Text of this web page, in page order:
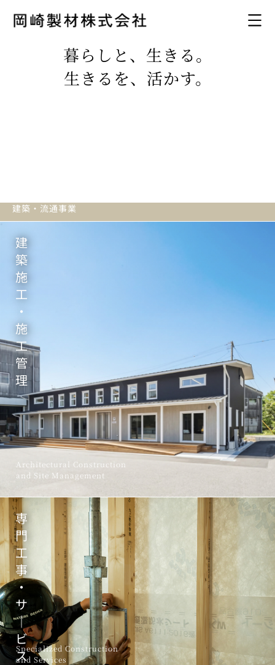
暮らしと、生きる。
生きるを、活かす。
建築・流通事業
建
築
施
工
・
施
工
管
理
Architectural Construction
and Site Management
専
門
工
事
・
サ
｜
ビ
ス
Specialized Construction
and Services